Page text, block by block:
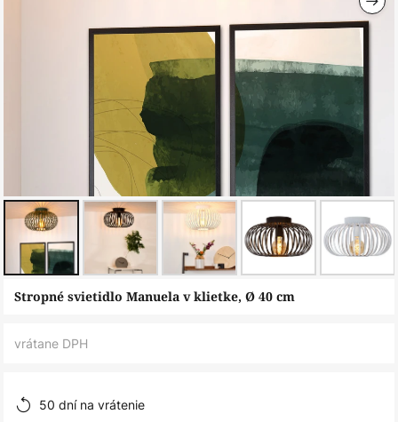
Preskočiť
Stropné svietidlo Manuela v klietke, Ø 40 cm
vrátane DPH
50 dní na vrátenie